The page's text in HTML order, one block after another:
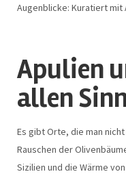
Augenblicke: Kuratiert mit
Apulien
allen
Es gibt Orte, die man
Rauschen der
Sizilien und die Wärme